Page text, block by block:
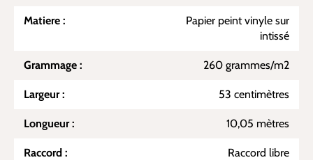
Matiere :
Papier peint vinyle sur
intissé
Grammage : 260 grammes/m2
Largeur : 53 centimètres
Longueur : 10,05 mètres
Raccord : Raccord libre